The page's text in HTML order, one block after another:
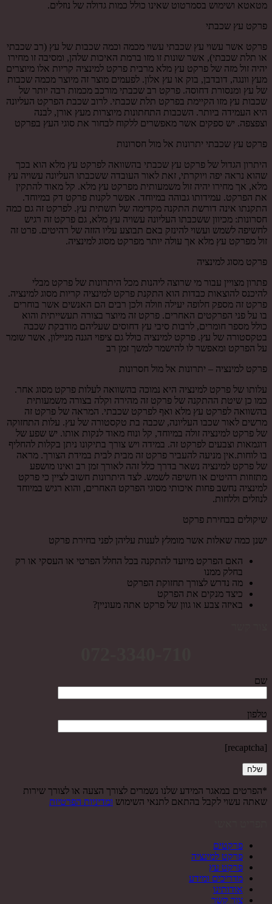
מטאטא ושימוש בסמרטוט שאינו כולל כמות גדולה של נוזלים.
פרקט עץ שכבתי
פרקט אשר עשוי עץ שכבתי עשוי מכמה וכמה שכבות של עץ (רב שכבתי
או תלת שכבתי), אשר שונות זו מזו ברמת האיכות שלהן, ומסיבה זו מחירו
יהיה זול מזה של פרקט עץ מלא מרבית פרקט למינציה קריות אלו מיוצרים
מעץ וונגה, דובדבן, בוק או עץ אלון. לפעמים מוצר זה מיוצר מכמה שכבות
של עץ ומנסורת דחוסה. פרקט רב שכבתי מורכב מכמות רבה יותר של
שכבות עץ מזו הקיימת בפרקט תלת שכבתי. לרוב שכבת הפרקט העליונה
היא העמידה ביותר. השכבות התחתונות מיוצרות מעץ אורן, לבנה
וצפצפה. יש ספקים אשר מאפשרים ללקוח לבחור את סוגי העץ בפרקט
פרקט עץ שכבתי יתרונות אל מול חסרונות
היתרון הגדול של פרקט עץ שכבתי בהשוואה לפרקט עץ מלא הוא בכך
שהוא נראה יפה ויוקרתי, זאת לאור העובדה ששכבתו העליונה עשויה עץ
מלא, אך מחירו יהיה זול משמעותית מפרקט עץ מלא. קל מאוד להתקין
את הפרקט. עמידותו גבוהה במיוחד. אפשר לקנות פרקט דק במיוחד.
התקנתו אינה דורשת התקנה מקדימה של תשתית עץ. לפרקט זה גם כמה
חסרונות: מכיוון ששכבתו העליונה עשויה עץ מלא, גם פרקט זה רגיש
לחשיפה לשמש ועשוי להינזק באם תבוצע עליו הזזה של רהיטים. פרט זה
זול מפרקט עץ מלא אך עולה יותר מפרקט מסוג למינציה.
פרקט מסוג למינציה
פתרון מצויין עבור מי שרוצה ליהנות מכל היתרונות של פרקט מבלי
להיכנס להוצאות כבדות הוא התקנת פרקט למינציה קריות מסוג למינציה.
פרקט זה מספק חלופה יעילה וזולה ולכן רבים הם האנשים אשר בוחרים
בו על פני הפרקטים האחרים. פרקט זה מיוצר בצורה תעשייתית והוא
כולל מספר חומרים, לרבות סיבי עץ דחוסים שעליהם מודבקת שכבה
בטקסטורה של עץ. פרקט למינציה כולל גם ציפוי הגנה מניילון, אשר שומר
על הפרקט ומאפשר לו להישמר למשך זמן רב
פרקט למינציה – יתרונות אל מול חסרונות
עלותו של פרקט למינציה היא נמוכה בהשוואה לעלות פרקט מסוג אחר.
כמו כן שיטת ההתקנה של פרקט זה מהירה וקלה בצורה משמעותית
בהשוואה לפרקט עץ מלא ואף לפרקט שכבתי. המראה של פרקט זה
מרשים לאור שכבו העליונה, שכבה בת טקסטורה של עץ. עלות התחזוקה
של פרקט למינציה זולה במיוחד, קל ונוח מאוד לנקות אותו. יש שפע של
דוגמאות וצבעים לפרקט זה. במידה ויש צורך בתיקונו ניתן בקלות להחליף
בו לוחות.אין מניעה להעביר פרקט זה מבית לבית במידת הצורך. מראה
של פרקט למינציה נשאר בדרך כלל זהה לאורך זמן רב ואינו מושפע
מתזוזות רהיטים או חשיפה לשמש. לצד היתרונות חשוב לציין כי פרקט
למינציה נחשב פחות איכותי מסוגי הפרקט האחרים, והוא רגיש במיוחד
לנוזלים וללחות.
שיקולים בבחירת פרקט
ישנן כמה שאלות אשר מומלץ לענות עליהן לפני בחירת פרקט
האם הפרקט מיועד להתקנה בכל החלל הפרטי או העסקי או רק
בחלק ממנו
מה נדרש לצורך תחזוקת הפרקט
כיצד מנקים את הפרקט
באיזה צבע או גוון של פרקט אתה מעוניין?
שם
טלפון
[recaptcha]
*הפרטים במאגר המידע שלנו נשמרים לצורך הצעה או לצורך שירות
שאתה עשוי לקבל בהתאם לתנאי השימוש ומדיניות הפרטיות
פרקטים
פרקט למינציה
פרקט עץ
מדריכים ומידע
אודותינו
צור קשר